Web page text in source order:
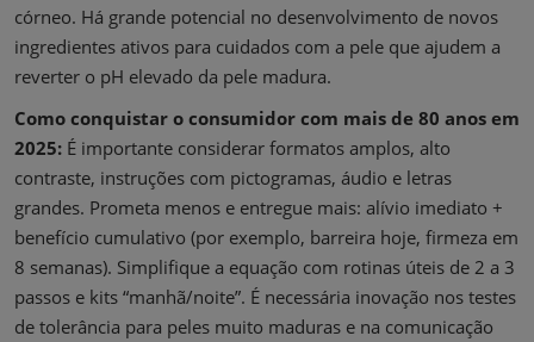
córneo. Há grande potencial no desenvolvimento de novos
ingredientes ativos para cuidados com a pele que ajudem a
reverter o pH elevado da pele madura.
Como conquistar o consumidor com mais de 80 anos em
2025: É importante considerar formatos amplos, alto
contraste, instruções com pictogramas, áudio e letras
grandes. Prometa menos e entregue mais: alívio imediato +
benefício cumulativo (por exemplo, barreira hoje, firmeza em
8 semanas). Simplifique a equação com rotinas úteis de 2 a 3
passos e kits “manhã/noite”. É necessária inovação nos testes
de tolerância para peles muito maduras e na comunicação